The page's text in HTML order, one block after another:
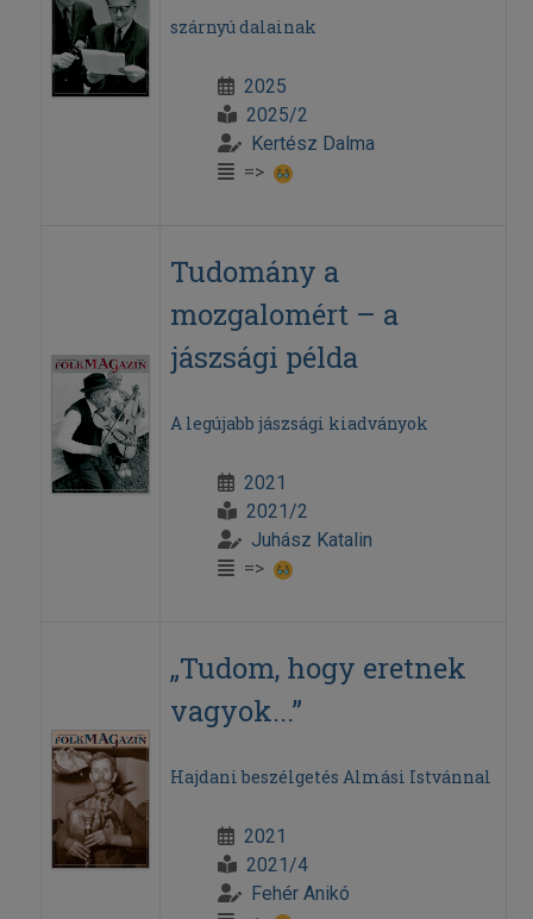
szárnyú dalainak
2025
2025/2
Kertész Dalma
=>
Tudomány a
mozgalomért – a
jászsági példa
A legújabb jászsági kiadványok
2021
2021/2
Juhász Katalin
=>
„Tudom, hogy eretnek
vagyok...”
Hajdani beszélgetés Almási Istvánnal
2021
2021/4
Fehér Anikó